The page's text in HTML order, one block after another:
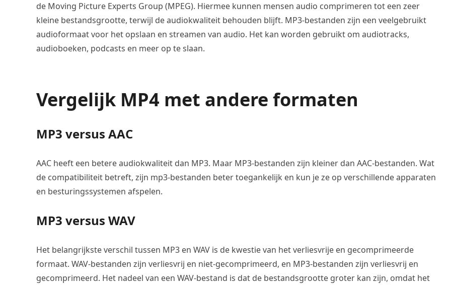
de Moving Picture Experts Group (MPEG). Hiermee kunnen mensen audio comprimeren tot een zeer
kleine bestandsgrootte, terwijl de audiokwaliteit behouden blijft. MP3-bestanden zijn een veelgebruikt
audioformaat voor het opslaan en streamen van audio. Het kan worden gebruikt om audiotracks,
audioboeken, podcasts en meer op te slaan.
Vergelijk MP4 met andere formaten
MP3 versus AAC
AAC heeft een betere audiokwaliteit dan MP3. Maar MP3-bestanden zijn kleiner dan AAC-bestanden. Wat
de compatibiliteit betreft, zijn mp3-bestanden beter toegankelijk en kun je ze op verschillende apparaten
en besturingssystemen afspelen.
MP3 versus WAV
Het belangrijkste verschil tussen MP3 en WAV is de kwestie van het verliesvrije en gecomprimeerde
formaat. WAV-bestanden zijn verliesvrij en niet-gecomprimeerd, en MP3-bestanden zijn verliesvrij en
gecomprimeerd. Het nadeel van een WAV-bestand is dat de bestandsgrootte groter kan zijn, omdat het